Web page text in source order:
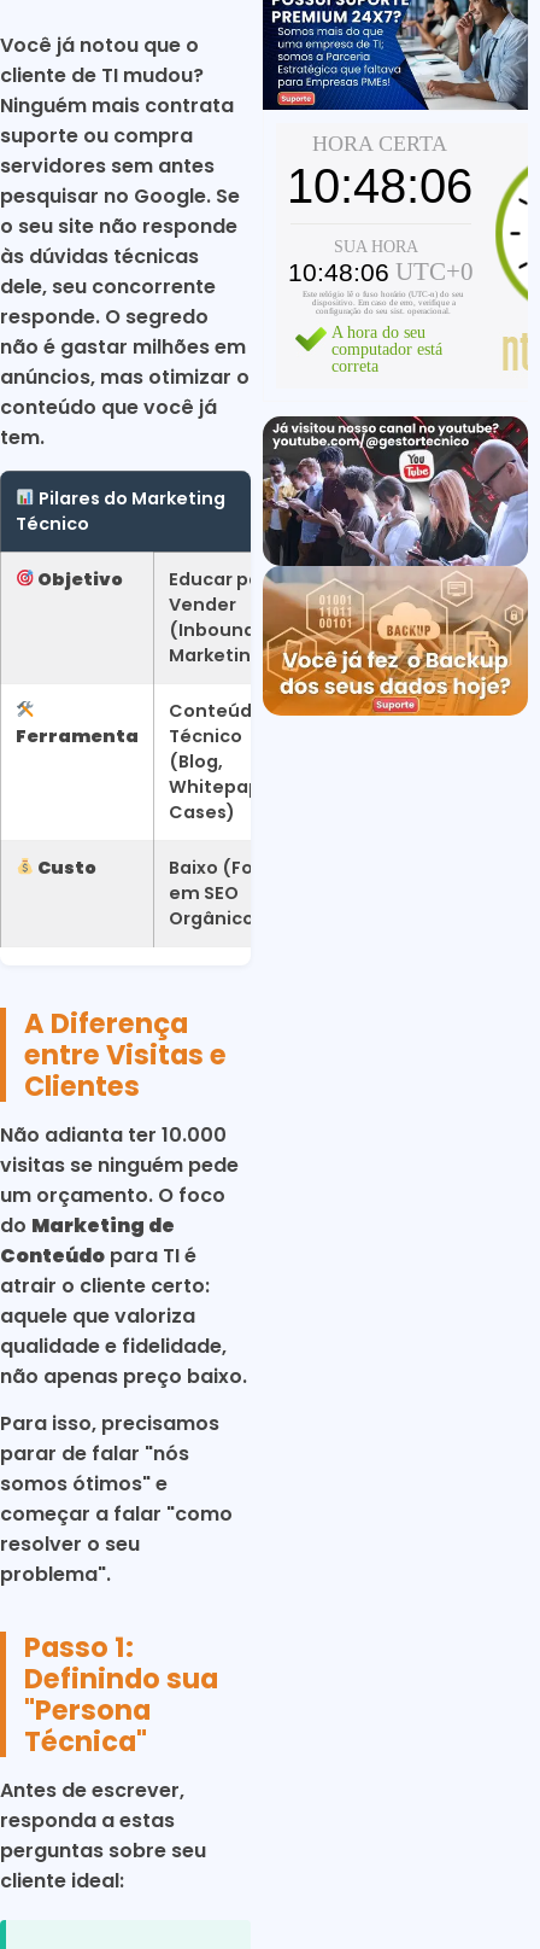
Você já notou que o
cliente de TI mudou?
Ninguém mais contrata
suporte ou compra
servidores sem antes
pesquisar no Google. Se
o seu site não responde
às dúvidas técnicas
dele, seu concorrente
responde. O segredo
não é gastar milhões em
anúncios, mas otimizar o
conteúdo que você já
tem.
Pilares do Marketing
Técnico
Objetivo
Educar para
Vender
(Inbound
Marketing)
Ferramenta
Conteúdo
Técnico
(Blog,
Whitepapers,
Cases)
Custo
Baixo (Foco
em SEO
Orgânico)
A Diferença
entre Visitas e
Clientes
Não adianta ter 10.000
visitas se ninguém pede
um orçamento. O foco
do Marketing de
Conteúdo para TI é
atrair o cliente certo:
aquele que valoriza
qualidade e fidelidade,
não apenas preço baixo.
Para isso, precisamos
parar de falar "nós
somos ótimos" e
começar a falar "como
resolver o seu
problema".
Passo 1:
Definindo sua
"Persona
Técnica"
Antes de escrever,
responda a estas
perguntas sobre seu
cliente ideal: